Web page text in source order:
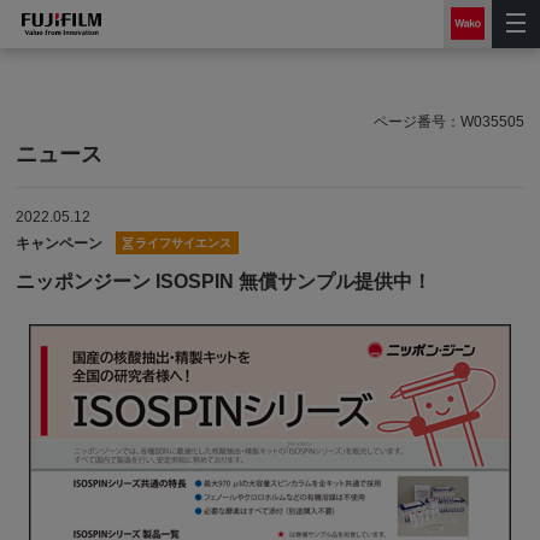
ページ番号： W035505
ニュース
2022.05.12
キャンペーン
ライフサイエンス
ニッポンジーン ISOSPIN 無償サンプル提供中！